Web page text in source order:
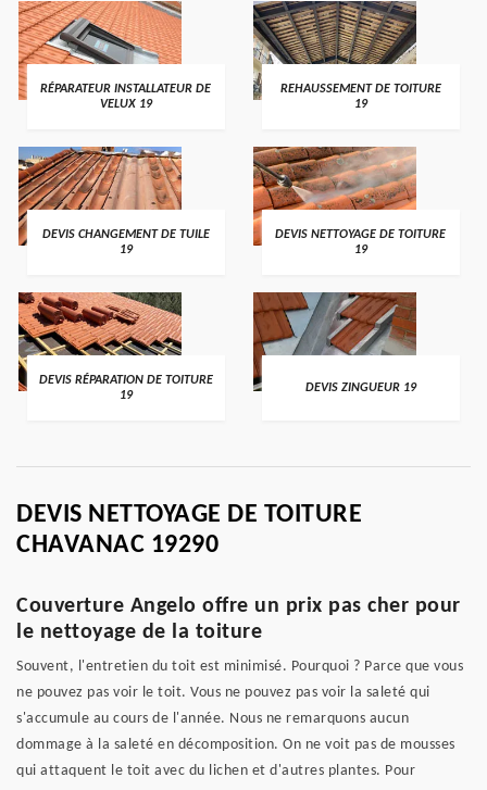
RÉPARATEUR INSTALLATEUR DE
VELUX 19
REHAUSSEMENT DE TOITURE
19
DEVIS CHANGEMENT DE TUILE
19
DEVIS NETTOYAGE DE TOITURE
19
DEVIS RÉPARATION DE TOITURE
19
DEVIS ZINGUEUR 19
DEVIS NETTOYAGE DE TOITURE
CHAVANAC 19290
Couverture Angelo offre un prix pas cher pour
le nettoyage de la toiture
Souvent, l'entretien du toit est minimisé. Pourquoi ? Parce que vous
ne pouvez pas voir le toit. Vous ne pouvez pas voir la saleté qui
s'accumule au cours de l'année. Nous ne remarquons aucun
dommage à la saleté en décomposition. On ne voit pas de mousses
qui attaquent le toit avec du lichen et d'autres plantes. Pour